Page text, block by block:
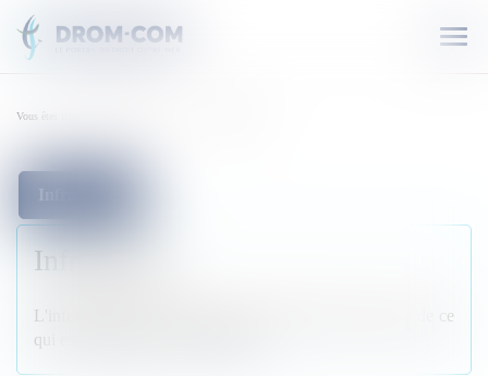
LEXIQUE JURIDIQUE :
Vous êtes ici :
Infra petita
L'infra petita est le fait pour le juge de statuer en deçà de ce
qui est demandé par le requérant.